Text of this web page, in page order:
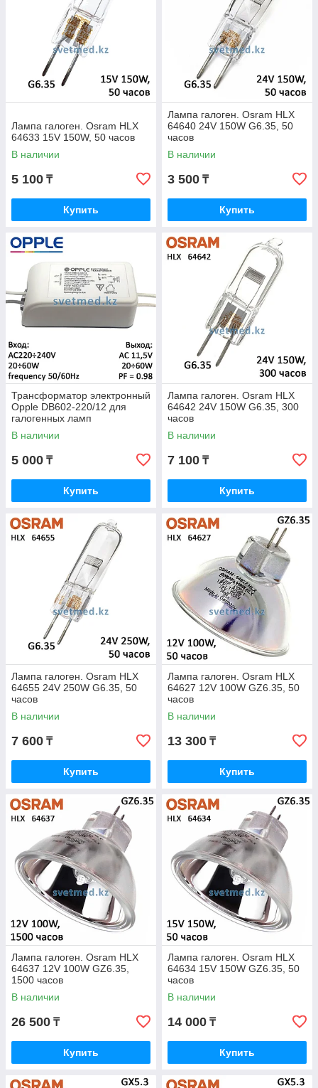
Лампа галоген. Osram HLX
64633 15V 150W, 50 часов
В наличии
5 100 ₸
Купить
Лампа галоген. Osram HLX
64640 24V 150W G6.35, 50
часов
В наличии
3 500 ₸
Купить
Трансформатор электронный
Opple DB602-220/12 для
галогенных ламп
В наличии
5 000 ₸
Купить
Лампа галоген. Osram HLX
64642 24V 150W G6.35, 300
часов
В наличии
7 100 ₸
Купить
Лампа галоген. Osram HLX
64655 24V 250W G6.35, 50
часов
В наличии
7 600 ₸
Купить
Лампа галоген. Osram HLX
64627 12V 100W GZ6.35, 50
часов
В наличии
13 300 ₸
Купить
Лампа галоген. Osram HLX
64637 12V 100W GZ6.35,
1500 часов
В наличии
26 500 ₸
Купить
Лампа галоген. Osram HLX
64634 15V 150W GZ6.35, 50
часов
В наличии
14 000 ₸
Купить